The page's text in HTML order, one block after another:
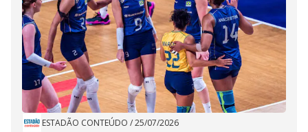
ESTADÃO CONTEÚDO /25/07/2026